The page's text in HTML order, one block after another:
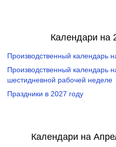
Календари на
Производственный календарь
Производственный календарь
шестидневной рабочей неделе
Праздники в 2027 году
Календари на